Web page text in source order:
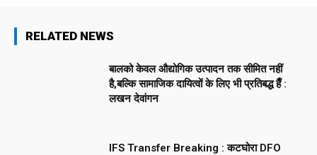
RELATED NEWS
बालको केवल औद्योगिक उत्पादन तक सीमित नहीं
है,बल्कि सामाजिक दायित्वों के लिए भी प्रतिबद्ध हैँ :
लखन देवांगन
IFS Transfer Breaking : कटघोरा DFO